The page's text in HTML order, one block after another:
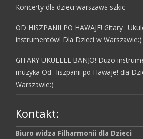
Koncerty dla dzieci warszawa szkic
OD HISZPANII PO HAWAJE! Gitary i
instrumentów! Dla Dzieci w Warszawie:)
GITARY UKULELE BANJO! Dużo
muzyka Od Hiszpanii po Hawaje! dla
Warszawie:)
Kontakt:
Biuro widza Filharmonii dla Dzieci